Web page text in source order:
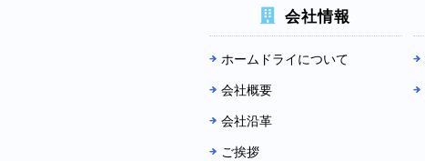
会社情報
ホームドライについて
会社概要
会社沿革
ご挨拶